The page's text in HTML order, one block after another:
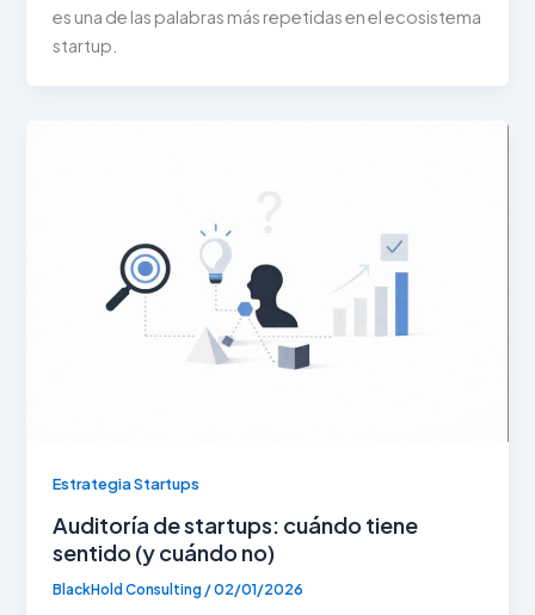
es una de las palabras más repetidas en el ecosistema
startup.
Estrategia Startups
Auditoría de startups: cuándo tiene
sentido (y cuándo no)
BlackHold Consulting /02/01/2026